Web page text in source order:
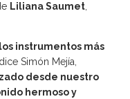
Liliana Saumet
instrumentos más
, dice Simón Mejía,
desde nuestro
hermoso y